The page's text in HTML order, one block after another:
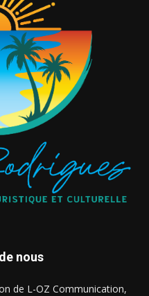
nous
de L-OZ Communication,